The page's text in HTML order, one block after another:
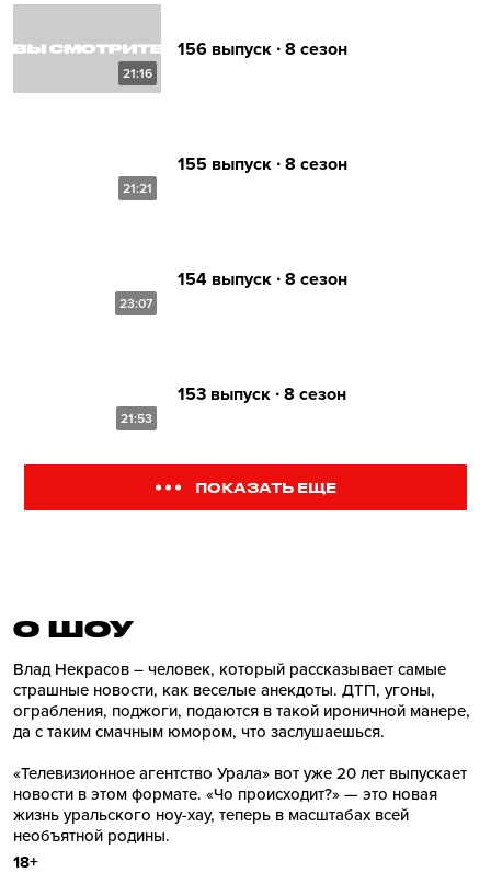
21:16
156 выпуск ∙ 8 сезон
21:21
155 выпуск ∙ 8 сезон
23:07
154 выпуск ∙ 8 сезон
21:53
153 выпуск ∙ 8 сезон
ПОКАЗАТЬ ЕЩЕ
О ШОУ
Влад Некрасов – человек, который рассказывает самые
страшные новости, как веселые анекдоты. ДТП, угоны,
ограбления, поджоги, подаются в такой ироничной манере,
да с таким смачным юмором, что заслушаешься.
«Телевизионное агентство Урала» вот уже 20 лет выпускает
новости в этом формате. «Чо происходит?» — это новая
жизнь уральского ноу-хау, теперь в масштабах всей
необъятной родины.
18+